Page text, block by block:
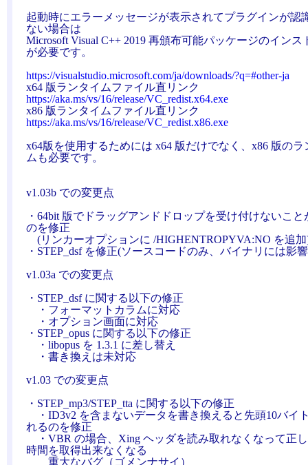
起動時にエラーメッセージが表示されてプラグインが認
ない場合は
Microsoft Visual C++ 2019 再頒布可能パッケージのインス
が必要です。
https://visualstudio.microsoft.com/ja/downloads/?q=#other-ja
x64 版ランタイムファイル直リンク
https://aka.ms/vs/16/release/VC_redist.x64.exe
x86 版ランタイムファイル直リンク
https://aka.ms/vs/16/release/VC_redist.x86.exe
x64版を使用するためには x64 版だけでなく、x86 版のラ
ムも必要です。
v1.03b での変更点
・64bit 版でドラッグアンドドロップを受け付けないこと
のを修正
(リンカーオプションに /HIGHENTROPYVA:NO を追
・STEP_dsf を修正(ソースコードのみ、バイナリには影
v1.03a での変更点
・STEP_dsf に関する以下の修正
・フォーマットカラムに対応
・オプション画面に対応
・STEP_opus に関する以下の修正
・libopus を 1.3.1 に差し替え
・書き換えは未対応
v1.03 での変更点
・STEP_mp3/STEP_tta に関する以下の修正
・ID3v2 を含まないデータを書き換えると先頭10バイ
れるのを修正
・VBR の場合、Xing ヘッダを読み取れなくなって正
時間を取得出来なくなる
重大なバグ（ゴメンナサイ）